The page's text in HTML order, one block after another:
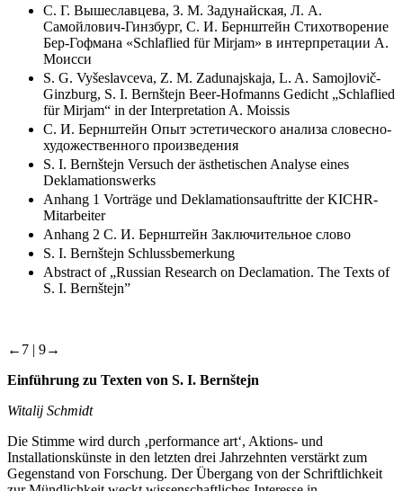
С. Г. Вышеславцева, З. М. Задунайская, Л. А.
Самойлович-Гинзбург, С. И. Бернштейн Стихотворение
Бер-Гофмана «Schlaflied für Mirjam» в интерпретации А.
Моисси
S. G. Vyšeslavceva, Z. M. Zadunajskaja, L. A. Samojlovič-
Ginzburg, S. I. Bernštejn Beer-Hofmanns Gedicht „Schlaflied
für Mirjam“ in der Interpretation A. Moissis
С. И. Бернштейн Опыт эстетического анализа словесно-
художественного произведения
S. I. Bernštejn Versuch der ästhetischen Analyse eines
Deklamationswerks
Anhang 1 Vorträge und Deklamationsauftritte der KICHR-
Mitarbeiter
Anhang 2 С. И. Бернштейн Заключительное слово
S. I. Bernštejn Schlussbemerkung
Abstract of „Russian Research on Declamation. The Texts of
S. I. Bernštejn”
←7 | 9→
Einführung zu Texten von S. I. Bernštejn
Witalij Schmidt
Die Stimme wird durch ‚performance art‘, Aktions- und
Installationskünste in den letzten drei Jahrzehnten verstärkt zum
Gegenstand von Forschung. Der Übergang von der Schriftlichkeit